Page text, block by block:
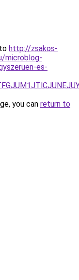
http://zsakos-
microblog-
es-
you can return to